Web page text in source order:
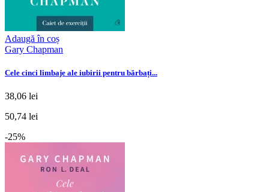
Adaugă în coș
Gary Chapman
Cele cinci limbaje ale iubirii pentru bărbați...
38,06 lei
50,74 lei
-25%